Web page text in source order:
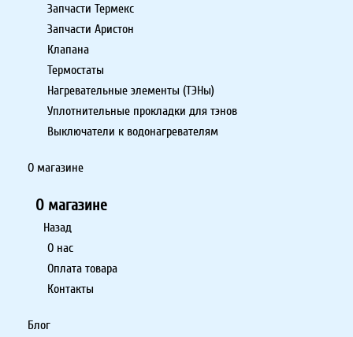
Запчасти Термекс
Запчасти Аристон
Клапана
Термостаты
Нагревательные элементы (ТЭНы)
Уплотнительные прокладки для тэнов
Выключатели к водонагревателям
О магазине
О магазине
Назад
О нас
Оплата товара
Контакты
Блог